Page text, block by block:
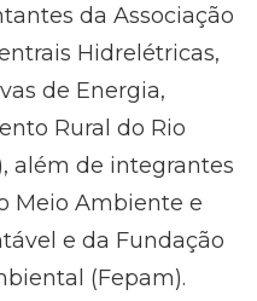
da Associação
Hidrelétricas,
de Energia,
Rural do Rio
além de integrantes
Meio Ambiente e
e da Fundação
(Fepam).